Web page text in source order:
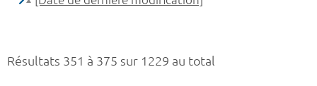
Résultats 351 à 375 sur 1229 au total